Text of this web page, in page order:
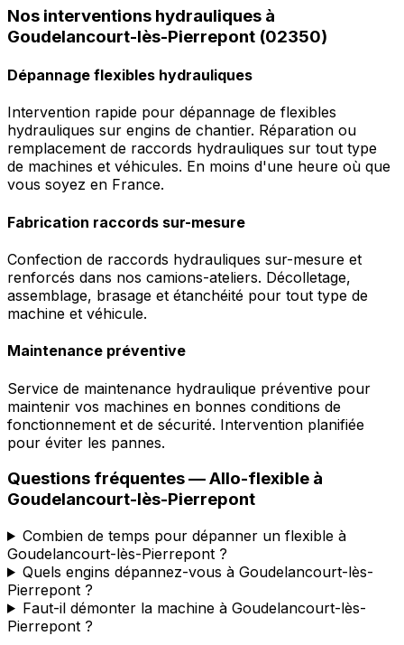
Nos interventions hydrauliques à
Goudelancourt-lès-Pierrepont (02350)
Dépannage flexibles hydrauliques
Intervention rapide pour dépannage de flexibles
hydrauliques sur engins de chantier. Réparation ou
remplacement de raccords hydrauliques sur tout type
de machines et véhicules. En moins d'une heure où que
vous soyez en France.
Fabrication raccords sur-mesure
Confection de raccords hydrauliques sur-mesure et
renforcés dans nos camions-ateliers. Décolletage,
assemblage, brasage et étanchéité pour tout type de
machine et véhicule.
Maintenance préventive
Service de maintenance hydraulique préventive pour
maintenir vos machines en bonnes conditions de
fonctionnement et de sécurité. Intervention planifiée
pour éviter les pannes.
Questions fréquentes —Allo-flexible à
Goudelancourt-lès-Pierrepont
Combien de temps pour dépanner un flexible à
Goudelancourt-lès-Pierrepont ?
Quels engins dépannez-vous à Goudelancourt-lès-
Pierrepont ?
Faut-il démonter la machine à Goudelancourt-lès-
Pierrepont ?